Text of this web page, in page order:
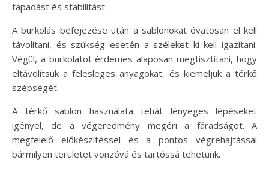
tapadást és stabilitást.
A burkolás befejezése után a sablonokat óvatosan el kell
távolítani, és szükség esetén a széleket ki kell igazítani.
Végül, a burkolatot érdemes alaposan megtisztítani, hogy
eltávolítsuk a felesleges anyagokat, és kiemeljük a térkő
szépségét.
A térkő sablon használata tehát lényeges lépéseket
igényel, de a végeredmény megéri a fáradságot. A
megfelelő előkészítéssel és a pontos végrehajtással
bármilyen területet vonzóvá és tartóssá tehetünk.